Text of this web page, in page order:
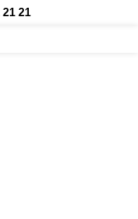
21 21